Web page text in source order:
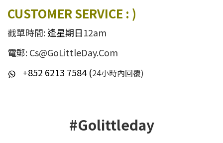
CUSTOMER SERVICE : )
截單時間:逢星期日12am
電郵: Cs@GoLittleDay.Com
+852 6213 7584 (24小時內回覆)
#Golittleday